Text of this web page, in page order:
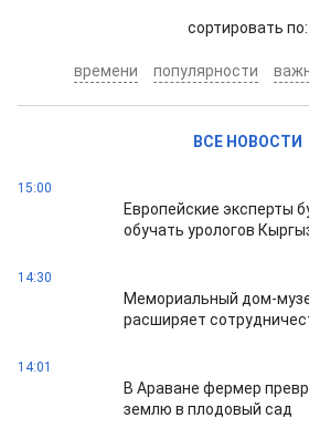
cортировать по:
времени популярности
ВСЕ НОВОСТИ
15:00
Европейские эксперты
обучать урологов
14:30
Мемориальный дом-
расширяет
14:01
В Араване фермер
землю в плодовый сад